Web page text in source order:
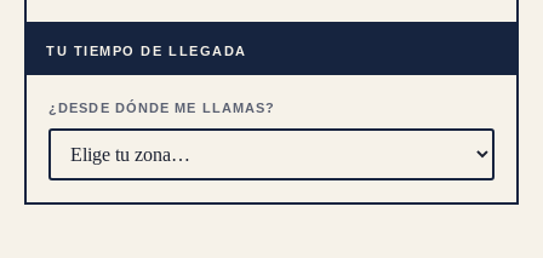
TU TIEMPO DE LLEGADA
¿DESDE DÓNDE ME LLAMAS?